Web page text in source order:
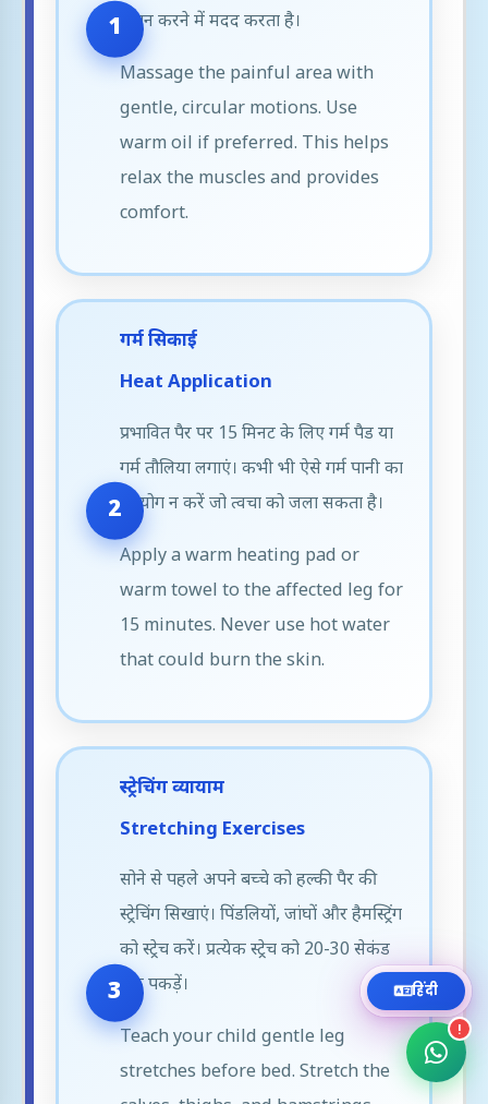
हिंदी
प्रदान करने में मदद करता है।
Massage the painful area with
gentle, circular motions. Use
warm oil if preferred. This helps
relax the muscles and provides
comfort.
गर्म सिकाई
Heat Application
प्रभावित पैर पर 15 मिनट के लिए गर्म पैड या
गर्म तौलिया लगाएं। कभी भी ऐसे गर्म पानी का
उपयोग न करें जो त्वचा को जला सकता है।
Apply a warm heating pad or
warm towel to the affected leg for
15 minutes. Never use hot water
that could burn the skin.
स्ट्रेचिंग व्यायाम
Stretching Exercises
सोने से पहले अपने बच्चे को हल्की पैर की
स्ट्रेचिंग सिखाएं। पिंडलियों, जांघों और हैमस्ट्रिंग
को स्ट्रेच करें। प्रत्येक स्ट्रेच को 20-30 सेकंड
तक पकड़ें।
Teach your child gentle leg
stretches before bed. Stretch the
!
WhatsApp
+919111464959
Send us a message
Book Appointment
Fill appointment form